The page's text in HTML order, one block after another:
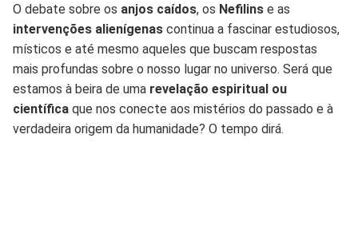
O debate sobre os anjos caídos, os Nefilinse as
intervenções alienígenascontinua a fascinar estudiosos,
místicos e até mesmo aqueles que buscam respostas
mais profundas sobre o nosso lugar no universo. Será que
estamos à beira de uma revelação espiritual ou
científicaque nos conecte aos mistérios do passado e à
verdadeira origem da humanidade? O tempo dirá.